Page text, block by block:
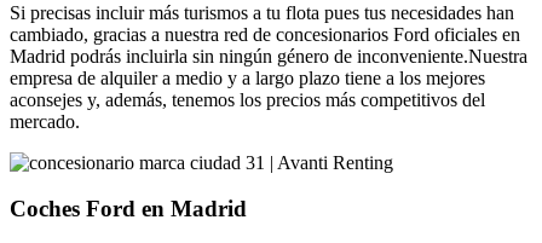
Si precisas incluir más turismos a tu flota pues tus necesidades han
cambiado, gracias a nuestra red de concesionarios Ford oficiales en
Madrid podrás incluirla sin ningún género de inconveniente.Nuestra
empresa de alquiler a medio y a largo plazo tiene a los mejores
aconsejes y, además, tenemos los precios más competitivos del
mercado.
Coches Ford en Madrid